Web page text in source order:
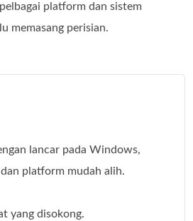
platform dan sistem
memasang perisian.
lancar pada Windows,
platform mudah alih.
yang disokong.